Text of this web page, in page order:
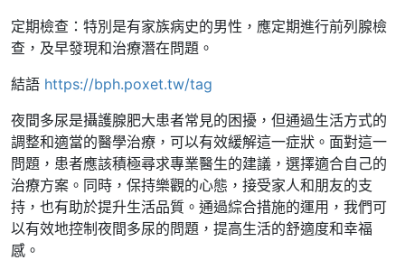
定期檢查：特別是有家族病史的男性，應定期進行前列腺檢
查，及早發現和治療潛在問題。
結語 https://bph.poxet.tw/tag
夜間多尿是攝護腺肥大患者常見的困擾，但通過生活方式的
調整和適當的醫學治療，可以有效緩解這一症狀。面對這一
問題，患者應該積極尋求專業醫生的建議，選擇適合自己的
治療方案。同時，保持樂觀的心態，接受家人和朋友的支
持，也有助於提升生活品質。通過綜合措施的運用，我們可
以有效地控制夜間多尿的問題，提高生活的舒適度和幸福
感。